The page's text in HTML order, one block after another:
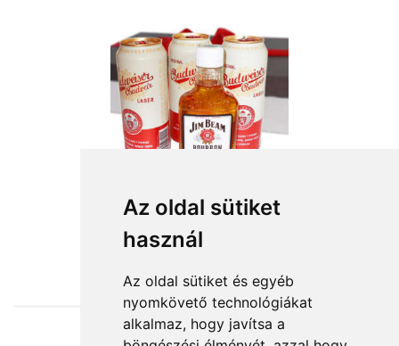
Az oldal sütiket
használ
Az oldal sütiket és egyéb
nyomkövető technológiákat
alkalmaz, hogy javítsa a
Puszi Apa – férfi ajándékcsomag
14 400 Ft-tól